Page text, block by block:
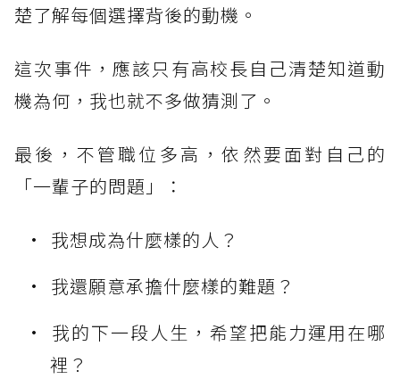
楚了解每個選擇背後的動機。
這次事件，應該只有高校長自己清楚知道動
機為何，我也就不多做猜測了。
最後，不管職位多高，依然要面對自己的
「一輩子的問題」：
我想成為什麼樣的人？
我還願意承擔什麼樣的難題？
我的下一段人生，希望把能力運用在哪
裡？